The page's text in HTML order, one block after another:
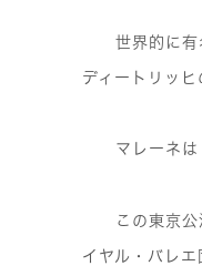
世界的に有名
ディートリッヒ
マレーネ
この東京公
イヤル・バレエ